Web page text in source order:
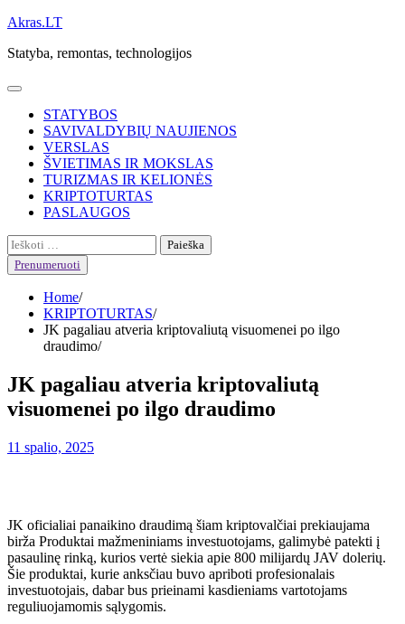
Skip
content
Akras.LT
Statyba, remontas, technologijos
STATYBOS
SAVIVALDYBIŲ NAUJIENOS
VERSLAS
ŠVIETIMAS IR MOKSLAS
TURIZMAS IR KELIONĖS
KRIPTOTURTAS
PASLAUGOS
Ieškoti:
Prenumeruoti
Home
KRIPTOTURTAS
JK pagaliau atveria kriptovaliutą visuomenei po ilgo
draudimo
JK pagaliau atveria kriptovaliutą
visuomenei po ilgo draudimo
11 spalio, 2025
JK oficialiai panaikino draudimą šiam kriptovalčiai prekiaujama
birža Produktai mažmeniniams investuotojams, galimybė patekti į
pasaulinę rinką, kurios vertė siekia apie 800 milijardų JAV dolerių.
Šie produktai, kurie anksčiau buvo apriboti profesionalais
investuotojais, dabar bus prieinami kasdieniams vartotojams
reguliuojamomis sąlygomis.